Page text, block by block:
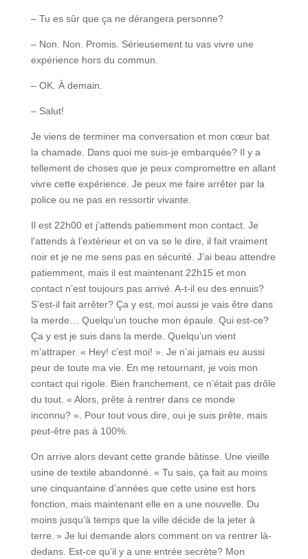
– Tu es sûr que ça ne dérangera personne?
– Non. Non. Promis. Sérieusement tu vas vivre une
expérience hors du commun.
– OK. À demain.
– Salut!
Je viens de terminer ma conversation et mon cœur bat
la chamade. Dans quoi me suis-je embarquée? Il y a
tellement de choses que je peux compromettre en allant
vivre cette expérience. Je peux me faire arrêter par la
police ou ne pas en ressortir vivante.
Il est 22h00 et j’attends patiemment mon contact. Je
l’attends à l’extérieur et on va se le dire, il fait vraiment
noir et je ne me sens pas en sécurité. J’ai beau attendre
patiemment, mais il est maintenant 22h15 et mon
contact n’est toujours pas arrivé. A-t-il eu des ennuis?
S’est-il fait arrêter? Ça y est, moi aussi je vais être dans
la merde… Quelqu’un touche mon épaule. Qui est-ce?
Ça y est je suis dans la merde. Quelqu’un vient
m’attraper. « Hey! c’est moi! ». Je n’ai jamais eu aussi
peur de toute ma vie. En me retournant, je vois mon
contact qui rigole. Bien franchement, ce n’était pas drôle
du tout. « Alors, prête à rentrer dans ce monde
inconnu? ». Pour tout vous dire, oui je suis prête, mais
peut-être pas à 100%.
On arrive alors devant cette grande bâtisse. Une vieille
usine de textile abandonné. « Tu sais, ça fait au moins
une cinquantaine d’années que cette usine est hors
fonction, mais maintenant elle en a une nouvelle. Du
moins jusqu’à temps que la ville décide de la jeter à
terre. » Je lui demande alors comment on va rentrer là-
dedans. Est-ce qu’il y a une entrée secrète? Mon